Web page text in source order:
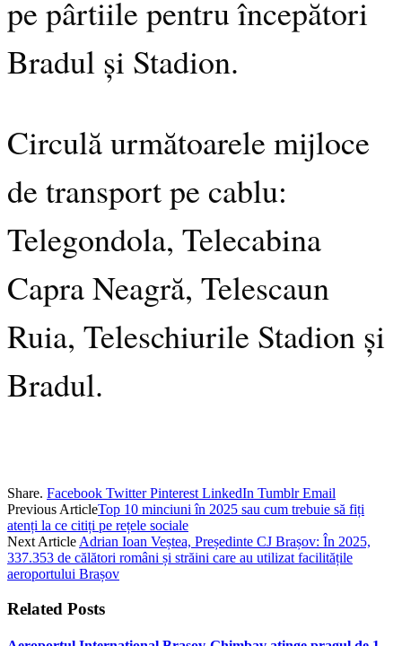
pe pârtiile pentru începători
Bradul și Stadion.
Circulă următoarele mijloce
de transport pe cablu:
Telegondola, Telecabina
Capra Neagră, Telescaun
Ruia, Teleschiurile Stadion și
Bradul.
Share. Facebook Twitter Pinterest LinkedIn Tumblr Email
Previous ArticleTop 10 minciuni în 2025 sau cum trebuie să fiți
atenți la ce citiți pe rețele sociale
Next Article Adrian Ioan Veștea, Președinte CJ Brașov: În 2025,
337.353 de călători români și străini care au utilizat facilitățile
aeroportului Brașov
Related Posts